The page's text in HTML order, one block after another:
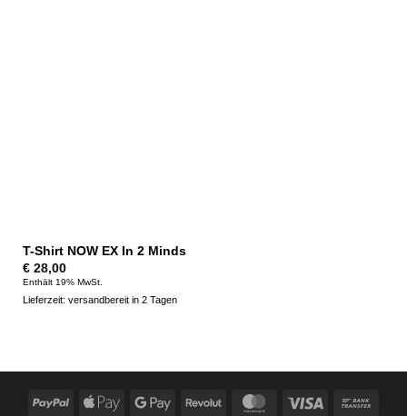
T-Shirt NOW EX In 2 Minds
€28,00
Enthält 19% MwSt.
Lieferzeit: versandbereit in 2 Tagen
PayPal
Apple
Google
Revolut MasterCardVisa